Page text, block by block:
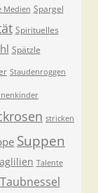
Medien Spargel
Spirituelles
Spätzle
Staudenroggen
stricken
Suppen
Talente
Taubnessel